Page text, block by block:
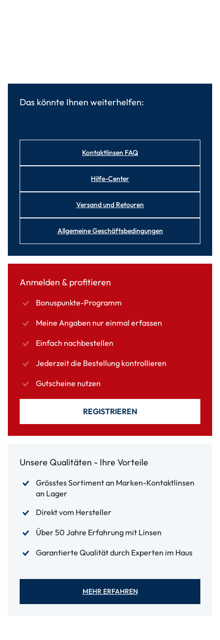
Das könnte Ihnen weiterhelfen:
Kontaktlinsen FAQ
Hilfe-Center
Versand und Retouren
Allgemeine Geschäftsbedingungen
Anmelden & profitieren
Bonuspunkte-Programm
Meine Angaben nur einmal erfassen
Einfach nachbestellen
Jederzeit die Bestellung kontrollieren
Gutscheine nutzen
REGISTRIEREN
Unsere Qualitäten - Ihre Vorteile
Grösstes Sortiment an Marken-Kontaktlinsen
an Lager
Direkt vom Hersteller
Über 50 Jahre Erfahrung mit Linsen
Garantierte Qualität durch Experten im Haus
MEHR ERFAHREN